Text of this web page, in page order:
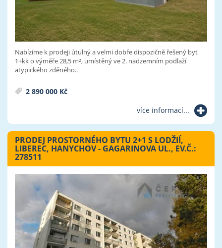
Nabízíme k prodeji útulný a velmi dobře dispozičně řešený byt
1+kk o výměře 28,5 m², umístěný ve 2. nadzemním podlaží
atypického zděného..
2 890 000 Kč
více informací...
PRODEJ PROSTORNÉHO BYTU 2+1 S LODŽIÍ,
LIBEREC, HANYCHOV - GAGARINOVA UL., EV.Č.:
278511